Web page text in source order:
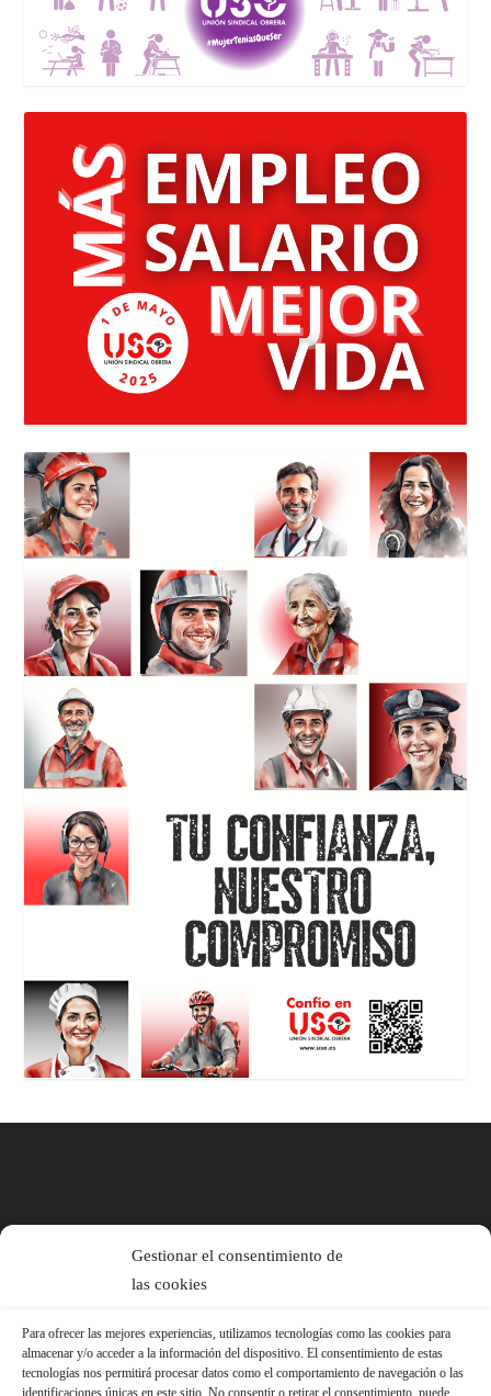
Gestionar el consentimiento de
las cookies
Para ofrecer las mejores experiencias, utilizamos tecnologías como las cookies para
almacenar y/o acceder a la información del dispositivo. El consentimiento de estas
tecnologías nos permitirá procesar datos como el comportamiento de navegación o las
identificaciones únicas en este sitio. No consentir o retirar el consentimiento, puede